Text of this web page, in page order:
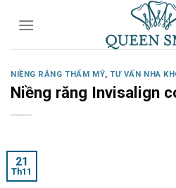
NIỀNG RĂNG THẨM MỸ,TƯ VẤN NHA
Niềng răng Invisalign
21
Th11